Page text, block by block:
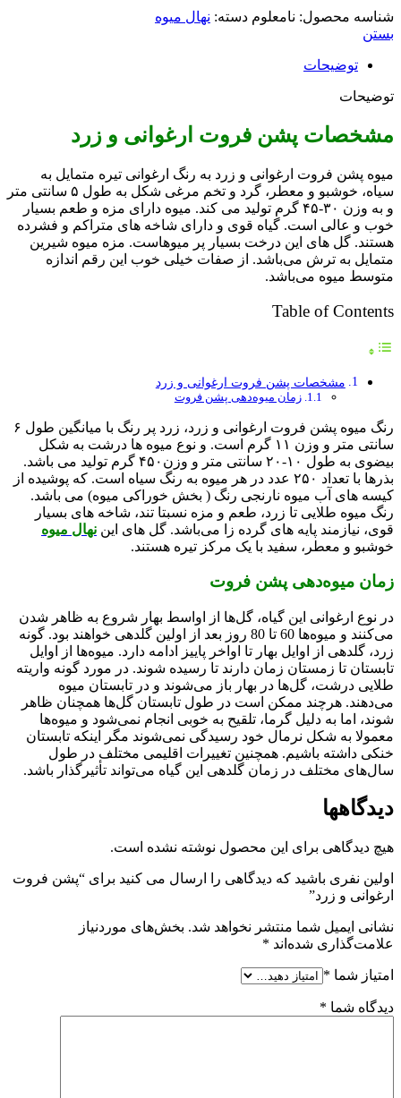
شناسه محصول: نامعلوم دسته: نهال میوه
بستن
توضیحات
توضیحات
مشخصات پشن فروت ارغوانی و زرد
میوه پشن فروت ارغوانی و زرد به رنگ ارغوانی تیره متمایل به
سیاه، خوشبو و معطر، گرد و تخم مرغی شکل به طول ۵ سانتی متر
و به وزن ۳۰-۴۵ گرم تولید می کند. میوه دارای مزه و طعم بسیار
خوب و عالی است. گیاه قوی و دارای شاخه های متراکم و فشرده
هستند. گل های این درخت بسیار پر میوهاست. مزه میوه شیرین
متمایل به ترش می‌باشد. از صفات خیلی خوب این رقم اندازه
متوسط میوه می‌باشد.
Table of Contents
مشخصات پشن فروت ارغوانی و زرد
زمان میوه‌دهی پشن فروت
رنگ میوه پشن فروت ارغوانی و زرد، زرد پر رنگ با میانگین طول ۶
سانتی متر و وزن ۱۱ گرم است. و نوع میوه ها درشت به شکل
بیضوی به طول ۱۰-۲۰ سانتی متر و وزن۴۵۰ گرم تولید می باشد.
بذرها با تعداد ۲۵۰ عدد در هر میوه به رنگ سیاه است. که پوشیده از
کیسه های آب میوه نارنجی رنگ ( بخش خوراکی میوه) می باشد.
رنگ میوه طلایی تا زرد، طعم و مزه نسبتا تند، شاخه های بسیار
قوی، نیازمند پایه های گرده زا می‌باشد. گل های این نهال میوه
خوشبو و معطر، سفید با یک مرکز تیره هستند.
زمان میوه‌دهی پشن فروت
در نوع ارغوانی این گیاه، گل‌ها از اواسط بهار شروع به ظاهر شدن
می‌کنند و میوه‌ها 60 تا 80 روز بعد از اولین گلدهی خواهند بود. گونه
زرد، گلدهی از اوایل بهار تا اواخر پاییز ادامه دارد. میوه‌ها از اوایل
تابستان تا زمستان زمان دارند تا رسیده شوند. در مورد گونه واریته
طلایی درشت، گل‌ها در بهار باز می‌شوند و در تابستان میوه
می‌دهند. هرچند ممکن است در طول تابستان گل‌ها همچنان ظاهر
شوند، اما به دلیل گرما، تلقیح به خوبی انجام نمی‌شود و میوه‌ها
معمولا به شکل نرمال خود رسیدگی نمی‌شوند مگر اینکه تابستان
خنکی داشته باشیم. همچنین تغییرات اقلیمی مختلف در طول
سال‌های مختلف در زمان گلدهی این گیاه می‌تواند تأثیرگذار باشد.
دیدگاهها
هیچ دیدگاهی برای این محصول نوشته نشده است.
اولین نفری باشید که دیدگاهی را ارسال می کنید برای “پشن فروت
ارغوانی و زرد”
نشانی ایمیل شما منتشر نخواهد شد. بخش‌های موردنیاز
علامت‌گذاری شده‌اند *
امتیاز شما *
دیدگاه شما *